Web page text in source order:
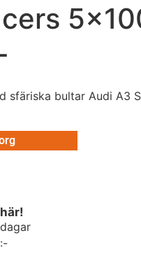
sfäriska bultar Audi A3